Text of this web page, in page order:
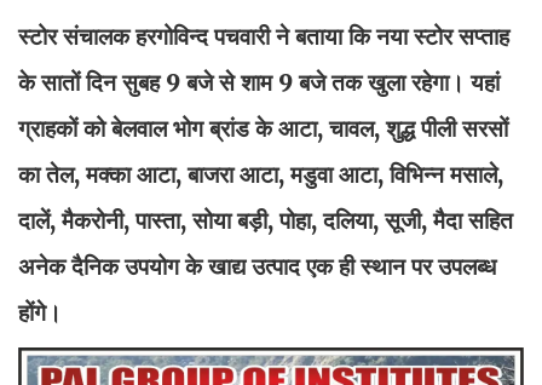
स्टोर संचालक हरगोविन्द पचवारी ने बताया कि नया स्टोर सप्ताह
के सातों दिन सुबह 9 बजे से शाम 9 बजे तक खुला रहेगा। यहां
ग्राहकों को बेलवाल भोग ब्रांड के आटा, चावल, शुद्ध पीली सरसों
का तेल, मक्का आटा, बाजरा आटा, मडुवा आटा, विभिन्न मसाले,
दालें, मैकरोनी, पास्ता, सोया बड़ी, पोहा, दलिया, सूजी, मैदा सहित
अनेक दैनिक उपयोग के खाद्य उत्पाद एक ही स्थान पर उपलब्ध
होंगे।